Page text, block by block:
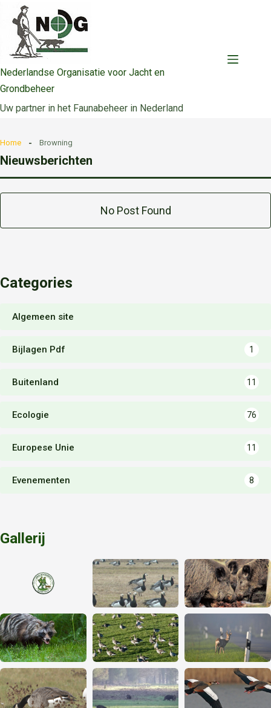
naar
inhoud
Nederlandse Organisatie voor Jacht en
Grondbeheer
Uw partner in het Faunabeheer in Nederland
Home Browning
Nieuwsberichten
No Post Found
Categories
Algemeen site
Bijlagen Pdf 1
Buitenland 11
Ecologie 76
Europese Unie 11
Evenementen 8
Gallerij